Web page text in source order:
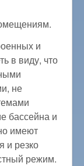
и
в виду, что
не
бассейна и
имеют
и резко
режим.